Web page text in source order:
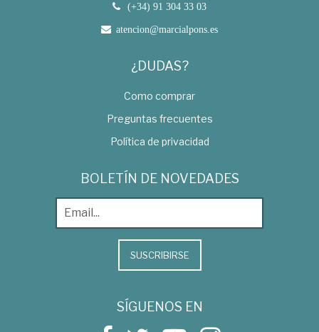
(+34) 91 304 33 03
atencion@marcialpons.es
¿DUDAS?
Como comprar
Preguntas frecuentes
Política de privacidad
BOLETÍN DE NOVEDADES
SUSCRIBIRSE
SÍGUENOS EN